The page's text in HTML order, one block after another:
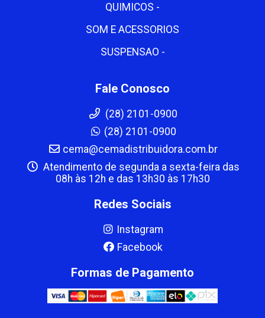
QUIMICOS -
SOM E ACESSORIOS
SUSPENSAO -
Fale Conosco
(28) 2101-0900
(28) 2101-0900
cema@cemadistribuidora.com.br
Atendimento de segunda a sexta-feira das
08h às 12h e das 13h30 às 17h30
Redes Sociais
Instagram
Facebook
Formas de Pagamento